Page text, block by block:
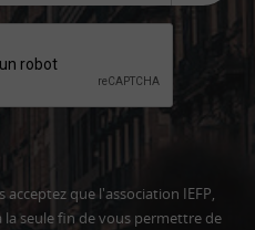
que l'association IEFP,
seule fin de vous permettre de